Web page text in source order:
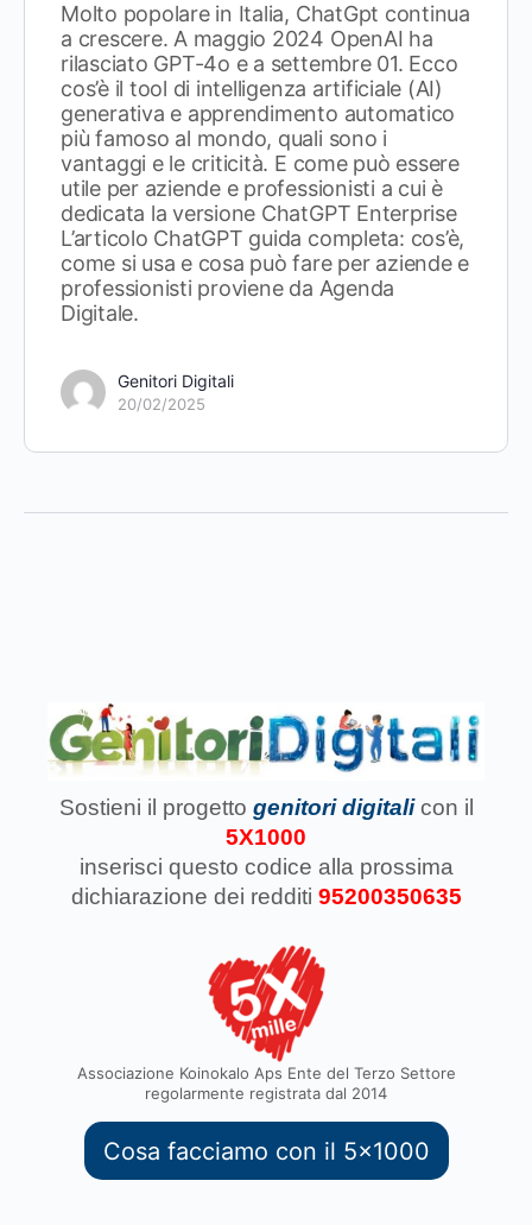
Molto popolare in Italia, ChatGpt continua
a crescere. A maggio 2024 OpenAI ha
rilasciato GPT-4o e a settembre 01. Ecco
cos’è il tool di intelligenza artificiale (AI)
generativa e apprendimento automatico
più famoso al mondo, quali sono i
vantaggi e le criticità. E come può essere
utile per aziende e professionisti a cui è
dedicata la versione ChatGPT Enterprise
L’articolo ChatGPT guida completa: cos’è,
come si usa e cosa può fare per aziende e
professionisti proviene da Agenda
Digitale.
Genitori Digitali
20/02/2025
Sostieni il progetto genitori digitali con il
5X1000
inserisci questo codice alla prossima
dichiarazione dei redditi 95200350635
Associazione Koinokalo Aps Ente del Terzo Settore
regolarmente registrata dal 2014
Cosa facciamo con il 5x1000